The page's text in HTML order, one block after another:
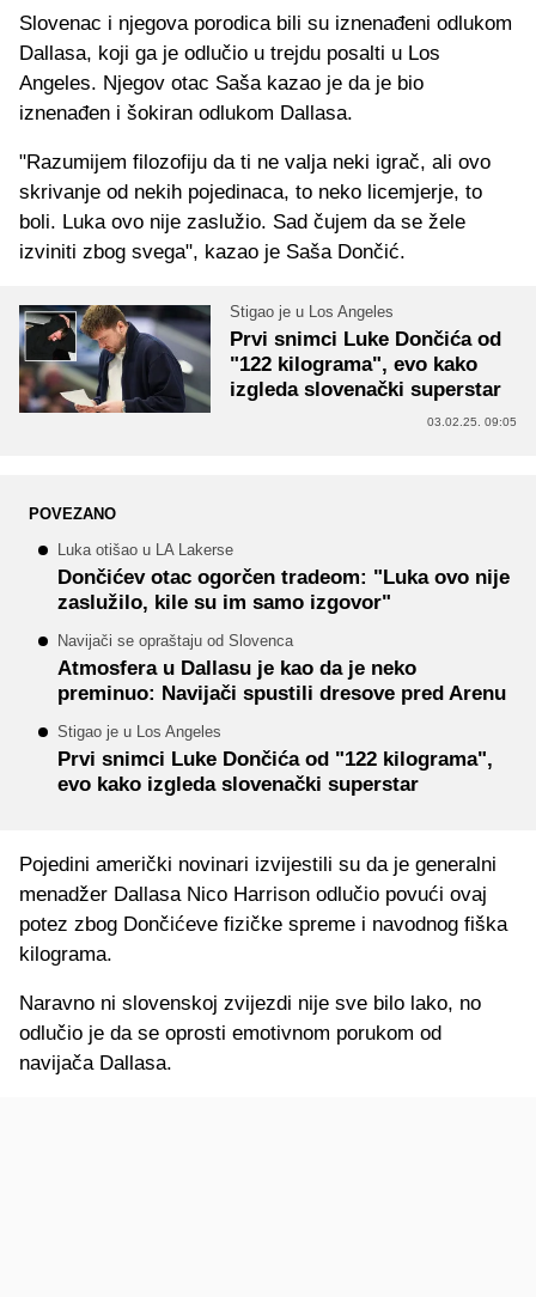
Slovenac i njegova porodica bili su iznenađeni odlukom
Dallasa, koji ga je odlučio u trejdu posalti u Los
Angeles. Njegov otac Saša kazao je da je bio
iznenađen i šokiran odlukom Dallasa.
"Razumijem filozofiju da ti ne valja neki igrač, ali ovo
skrivanje od nekih pojedinaca, to neko licemjerje, to
boli. Luka ovo nije zaslužio. Sad čujem da se žele
izviniti zbog svega", kazao je Saša Dončić.
Stigao je u Los Angeles
Prvi snimci Luke Dončića od
"122 kilograma", evo kako
izgleda slovenački superstar
03.02.25. 09:05
POVEZANO
Luka otišao u LA Lakerse
Dončićev otac ogorčen tradeom: "Luka ovo nije
zaslužilo, kile su im samo izgovor"
Navijači se opraštaju od Slovenca
Atmosfera u Dallasu je kao da je neko
preminuo: Navijači spustili dresove pred Arenu
Stigao je u Los Angeles
Prvi snimci Luke Dončića od "122 kilograma",
evo kako izgleda slovenački superstar
Pojedini američki novinari izvijestili su da je generalni
menadžer Dallasa Nico Harrison odlučio povući ovaj
potez zbog Dončićeve fizičke spreme i navodnog fiška
kilograma.
Naravno ni slovenskoj zvijezdi nije sve bilo lako, no
odlučio je da se oprosti emotivnom porukom od
navijača Dallasa.